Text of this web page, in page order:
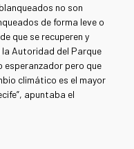
no son
de forma leve o
que se recuperen y
Autoridad del Parque
esperanzador pero que
climático es el mayor
apuntaba el